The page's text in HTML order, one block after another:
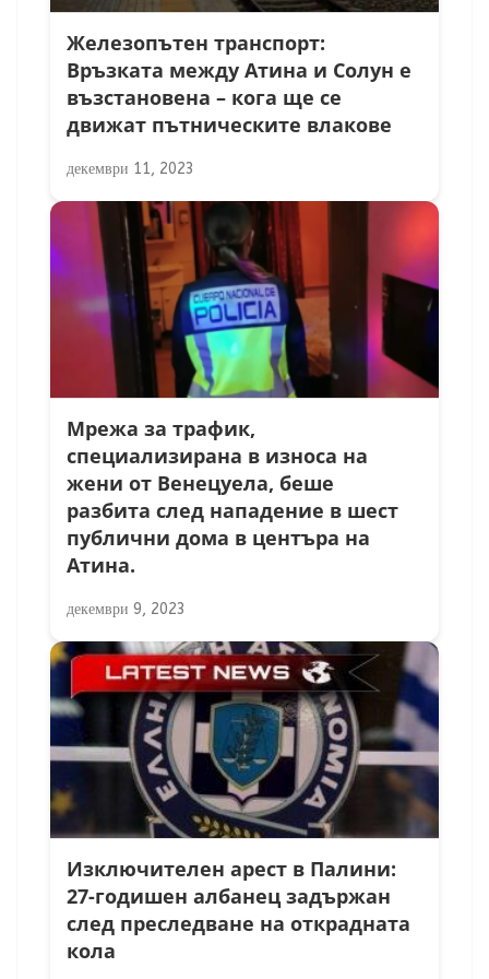
Железопътен транспорт:
Връзката между Атина и Солун е
възстановена – кога ще се
движат пътническите влакове
декември 11, 2023
Мрежа за трафик,
специализирана в износа на
жени от Венецуела, беше
разбита след нападение в шест
публични дома в центъра на
Атина.
декември 9, 2023
Изключителен арест в Палини:
27-годишен албанец задържан
след преследване на открадната
кола